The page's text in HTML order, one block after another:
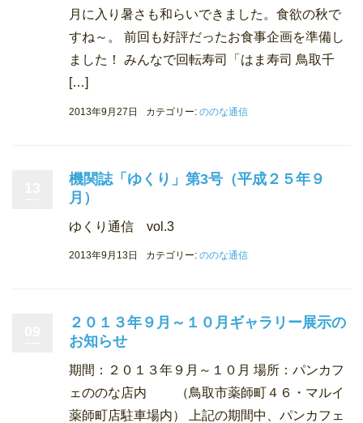
月に入り暑さも和らいできました。食欲の秋で
すね～。 前回も好評だったお食事企画を準備し
ました！ みんなで回転寿司「はま寿司 鳥取千
[…]
2013年9月27日 カテゴリー: ののな通信
機関誌「ゆくり」第3号（平成２５年９
月）
ゆくり通信 vol.3
2013年9月13日 カテゴリー: ののな通信
２０１３年９月～１０月ギャラリー展示の
お知らせ
期間：２０１３年９月～１０月 場所：パンカフ
ェののな店内 （鳥取市薬師町４６・マルイ
薬師町店駐車場内） 上記の期間中、パンカフェ